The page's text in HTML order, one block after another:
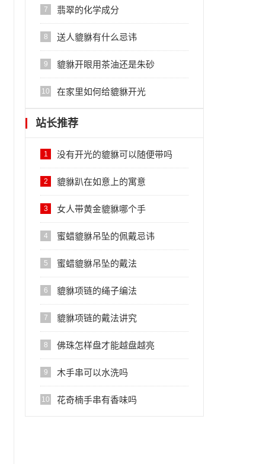
翠
7 翡翠的化学成分
8 送人貔貅有什么忌讳
9 貔貅开眼用茶油还是朱砂
10 在家里如何给貔貅开光
站长推荐
1 没有开光的貔貅可以随便带吗
2 貔貅趴在如意上的寓意
3 女人带黄金貔貅哪个手
4 蜜蜡貔貅吊坠的佩戴忌讳
5 蜜蜡貔貅吊坠的戴法
6 貔貅项链的绳子编法
7 貔貅项链的戴法讲究
8 佛珠怎样盘才能越盘越亮
9 木手串可以水洗吗
10 花奇楠手串有香味吗